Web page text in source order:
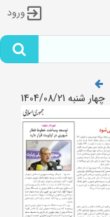
ورود
چهار شنبه 1404/08/21